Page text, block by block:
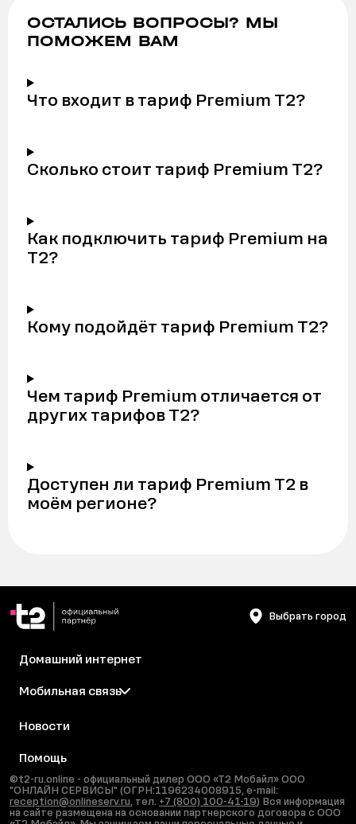
ОСТАЛИСЬ ВОПРОСЫ? МЫ
ПОМОЖЕМ ВАМ
Что входит в тариф Premium Т2?
Сколько стоит тариф Premium Т2?
Как подключить тариф Premium на
Т2?
Кому подойдёт тариф Premium Т2?
Чем тариф Premium отличается от
других тарифов Т2?
Доступен ли тариф Premium Т2 в
моём регионе?
Выбрать город
Домашний интернет
Мобильная связь
Новости
Помощь
©t2-ru.online - официальный дилер ООО «Т2 Мобайл» ООО
"ОНЛАЙН СЕРВИСЫ" (ОГРН:1196234008915, e-mail:
reception@onlineserv.ru, тел. +7 (800) 100-41-19) Вся информация
на сайте размещена на основании партнерского договора с ООО